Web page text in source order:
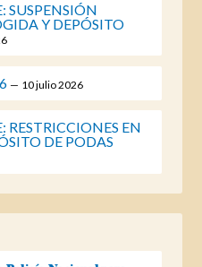
SUSPENSIÓN
Y DEPÓSITO
10 julio 2026
EN
DE PODAS